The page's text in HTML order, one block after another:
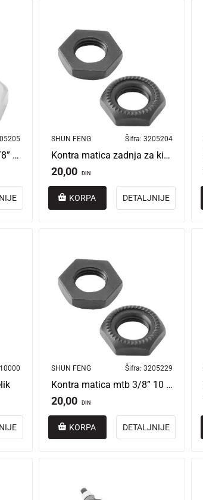
Matica zadnja obična 3/8” 10 mm
SHUN FENG Šifra:3205204
Kontra matica zadnja za kinesku kontra glavu 3/8” 10 mm ##
20,00 DIN
KORPA DETALJNIJE
SHUN FENG Šifra:3205229
Kontra matica mtb 3/8” 10 mm
20,00 DIN
KORPA DETALJNIJE